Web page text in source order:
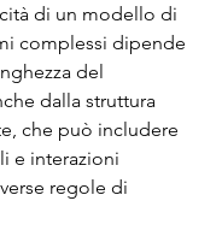
di un modello di
complessi dipende
del
dalla struttura
che può includere
e interazioni
regole di